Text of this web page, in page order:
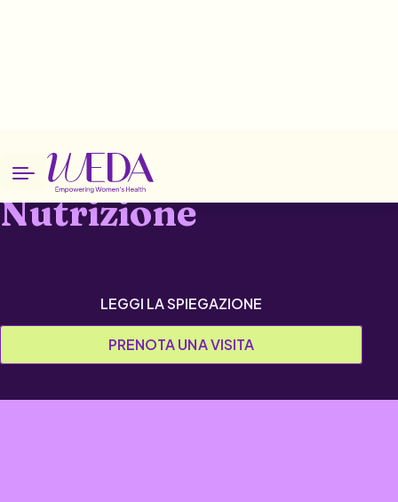
Home Patologie Nutrizione
Nutrizione
PRENOTA UNA VISITA
LEGGI LA SPIEGAZIONE